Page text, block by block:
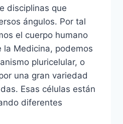
disciplinas que
ángulos. Por tal
el cuerpo humano
la Medicina, podemos
pluricelular, o
una gran variedad
Esas células están
diferentes